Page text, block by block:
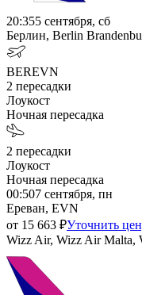
20:355 сентября, сб
Берлин, Berlin
BEREVN
2 пересадки
Лоукост
Ночная пересадка
2 пересадки
Лоукост
Ночная пересадка
00:507 сентября, пн
Ереван, EVN
от 15 663 ₽Уточнить
Wizz Air, Wizz Air Malta,